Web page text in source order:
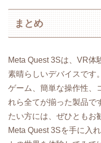
まとめ
Meta Quest 3Sは、VR体
素晴らしいデバイスです
ゲーム、簡単な操作性、
れら全てが揃った製品で
たい方には、ぜひともお
Meta Quest 3Sを手に入